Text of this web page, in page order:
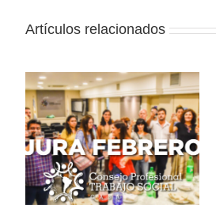
Artículos relacionados
Segunda edición del
Consejo Profesional:
Discusiones sobre
procesos de trabajo,
empleo estatal y salud
laboral de
Trabajadoras/es Sociales